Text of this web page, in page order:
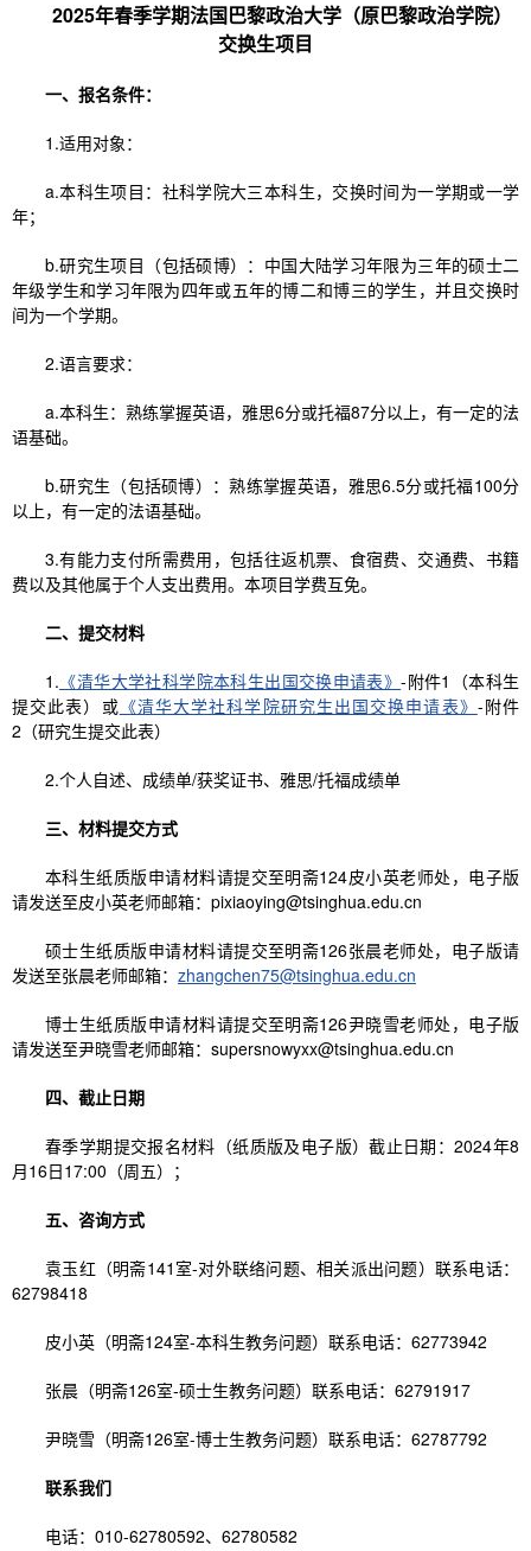
2025年春季学期法国巴黎政治大学（原巴黎政治学院）
交换生项目
一、报名条件：
1.适用对象：
a.本科生项目：社科学院大三本科生，交换时间为一学期或一学
年；
b.研究生项目（包括硕博）：中国大陆学习年限为三年的硕士二
年级学生和学习年限为四年或五年的博二和博三的学生，并且交换时
间为一个学期。
2.语言要求：
a.本科生：熟练掌握英语，雅思6分或托福87分以上，有一定的法
语基础。
b.研究生（包括硕博）：熟练掌握英语，雅思6.5分或托福100分
以上，有一定的法语基础。
3.有能力支付所需费用，包括往返机票、食宿费、交通费、书籍
费以及其他属于个人支出费用。本项目学费互免。
二、提交材料
1. 《清华大学社科学院本科生出国交换申请表》-附件1（本科生
提交此表）或 《清华大学社科学院研究生出国交换申请表》 -附件
2（研究生提交此表）
2.个人自述、成绩单/获奖证书、雅思/托福成绩单
三、材料提交方式
本科生纸质版申请材料请提交至明斋124皮小英老师处，电子版
请发送至皮小英老师邮箱：pixiaoying@tsinghua.edu.cn
硕士生纸质版申请材料请提交至明斋126张晨老师处，电子版请
发送至张晨老师邮箱： zhangchen75@tsinghua.edu.cn
博士生纸质版申请材料请提交至明斋126尹晓雪老师处，电子版
请发送至尹晓雪老师邮箱：supersnowyxx@tsinghua.edu.cn
四、截止日期
春季学期提交报名材料（纸质版及电子版）截止日期：2024年8
月16日17:00（周五）；
五、咨询方式
袁玉红（明斋141室-对外联络问题、相关派出问题）联系电话：
62798418
皮小英（明斋124室-本科生教务问题）联系电话：62773942
张晨（明斋126室-硕士生教务问题）联系电话：62791917
尹晓雪（明斋126室-博士生教务问题）联系电话：62787792
联系我们
电话：010-62780592、62780582